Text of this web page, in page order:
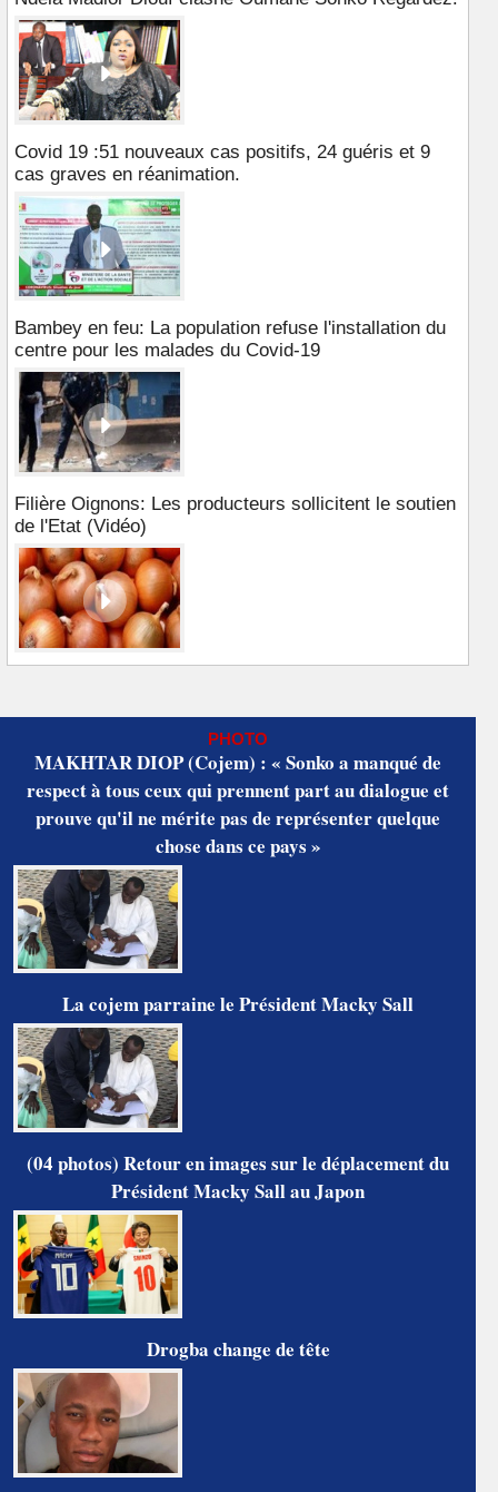
Covid 19 :51 nouveaux cas positifs, 24 guéris et 9
cas graves en réanimation.
Bambey en feu: La population refuse l'installation du
centre pour les malades du Covid-19
Filière Oignons: Les producteurs sollicitent le soutien
de l'Etat (Vidéo)
PHOTO
MAKHTAR DIOP (Cojem) : « Sonko a manqué de
respect à tous ceux qui prennent part au dialogue et
prouve qu'il ne mérite pas de représenter quelque
chose dans ce pays »
La cojem parraine le Président Macky Sall
(04 photos) Retour en images sur le déplacement du
Président Macky Sall au Japon
Drogba change de tête